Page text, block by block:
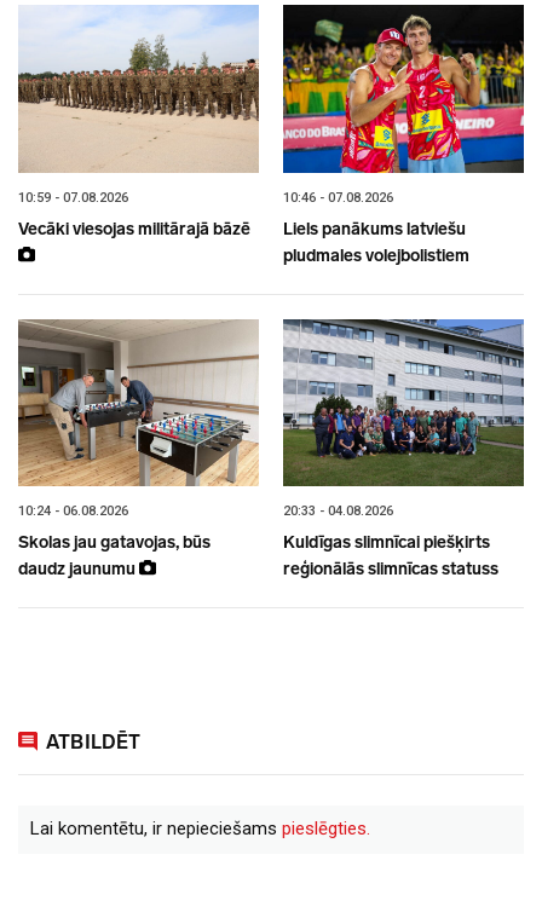
10:59 - 07.08.2026
Vecāki viesojas militārajā bāzē
10:46 - 07.08.2026
Liels panākums latviešu
pludmales volejbolistiem
10:24 - 06.08.2026
Skolas jau gatavojas, būs
daudz jaunumu
20:33 - 04.08.2026
Kuldīgas slimnīcai piešķirts
reģionālās slimnīcas statuss
ATBILDĒT
Lai komentētu, ir nepieciešams pieslēgties.